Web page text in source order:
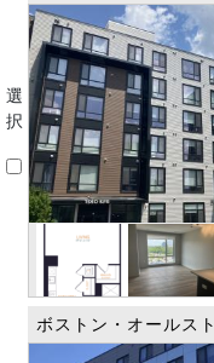
選
択
ボストン・オールス